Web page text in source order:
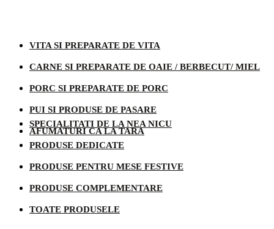
VITA SI PREPARATE DE VITA
CARNE SI PREPARATE DE OAIE / BERBECUT/ MIEL
PORC SI PREPARATE DE PORC
PUI SI PRODUSE DE PASARE
AFUMATURI CA LA TARA
SPECIALITATI DE LA NEA NICU
PRODUSE DEDICATE
PRODUSE PENTRU MESE FESTIVE
PRODUSE COMPLEMENTARE
TOATE PRODUSELE